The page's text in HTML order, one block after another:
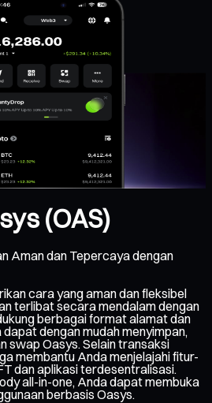
(OAS)
Aman dan Tepercaya dengan
cara yang aman dan fleksibel
terlibat secara mendalam dengan
berbagai format alamat dan
dengan mudah menyimpan,
swap Oasys. Selain transaksi
membantu Anda menjelajahi fitur-
dan aplikasi terdesentralisasi.
all-in-one, Anda dapat membuka
berbasis Oasys.